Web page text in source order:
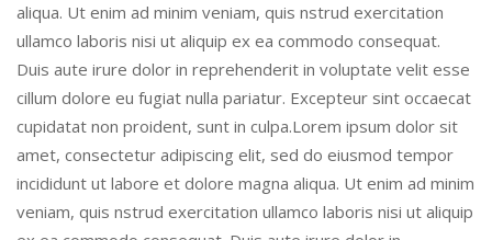
aliqua. Ut enim ad minim veniam, quis nstrud exercitation
ullamco laboris nisi ut aliquip ex ea commodo consequat.
Duis aute irure dolor in reprehenderit in voluptate velit esse
cillum dolore eu fugiat nulla pariatur. Excepteur sint occaecat
cupidatat non proident, sunt in culpa.Lorem ipsum dolor sit
amet, consectetur adipiscing elit, sed do eiusmod tempor
incididunt ut labore et dolore magna aliqua. Ut enim ad minim
veniam, quis nstrud exercitation ullamco laboris nisi ut aliquip